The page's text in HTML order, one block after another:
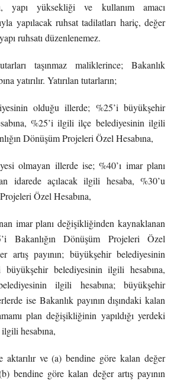
yapı yüksekliği ve kullanım amacı
yapılacak ruhsat tadilatları hariç, değer
ruhsatı düzenlenemez.
taşınmaz maliklerince; Bakanlık
yatırılır. Yatırılan tutarların;
olduğu illerde; %25’i büyükşehir
%25’i ilgili ilçe belediyesinin ilgili
Dönüşüm Projeleri Özel Hesabına,
olmayan illerde ise; %40’ı imar planı
idarede açılacak ilgili hesaba, %30’u
Özel Hesabına,
imar planı değişikliğinden kaynaklanan
Bakanlığın Dönüşüm Projeleri Özel
artış payının; büyükşehir belediyesinin
belediyesinin ilgili hesabına,
ilgili hesabına; büyükşehir
ise Bakanlık payının dışındaki kalan
plan değişikliğinin yapıldığı yerdeki
hesabına,
aktarılır ve (a) bendine göre kalan değer
bendine göre kalan değer artış payının